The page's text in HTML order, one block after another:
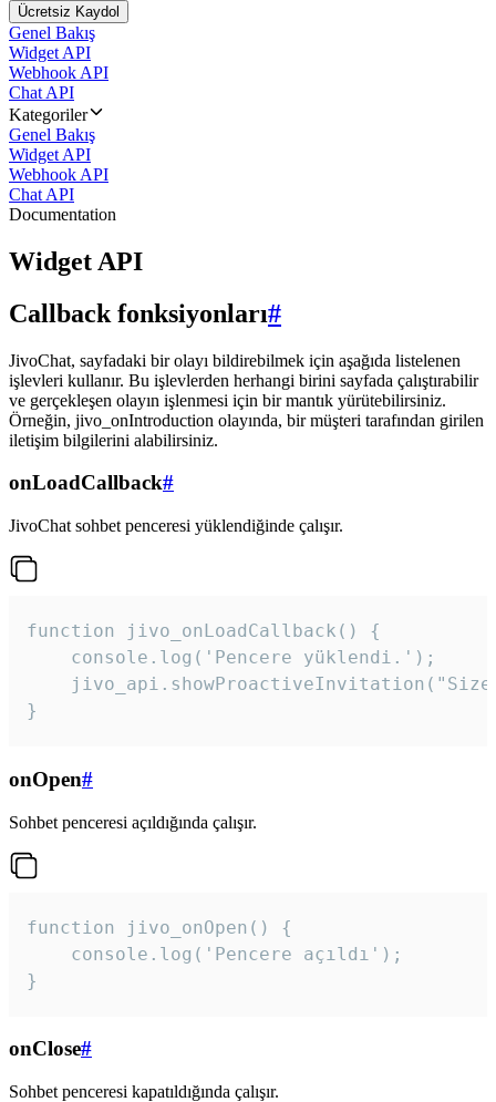
Ücretsiz Kaydol
Genel Bakış
Widget API
Webhook API
Chat API
Kategoriler
Genel Bakış
Widget API
Webhook API
Chat API
Documentation
Widget API
Callback fonksiyonları#
JivoChat, sayfadaki bir olayı bildirebilmek için aşağıda listelenen
işlevleri kullanır. Bu işlevlerden herhangi birini sayfada çalıştırabilir
ve gerçekleşen olayın işlenmesi için bir mantık yürütebilirsiniz.
Örneğin, jivo_onIntroduction olayında, bir müşteri tarafından girilen
iletişim bilgilerini alabilirsiniz.
onLoadCallback#
JivoChat sohbet penceresi yüklendiğinde çalışır.
function jivo_onLoadCallback() {
    console.log('Pencere yüklendi.');
}
onOpen#
Sohbet penceresi açıldığında çalışır.
function jivo_onOpen() {
    console.log('Pencere açıldı');
}
onClose#
Sohbet penceresi kapatıldığında çalışır.